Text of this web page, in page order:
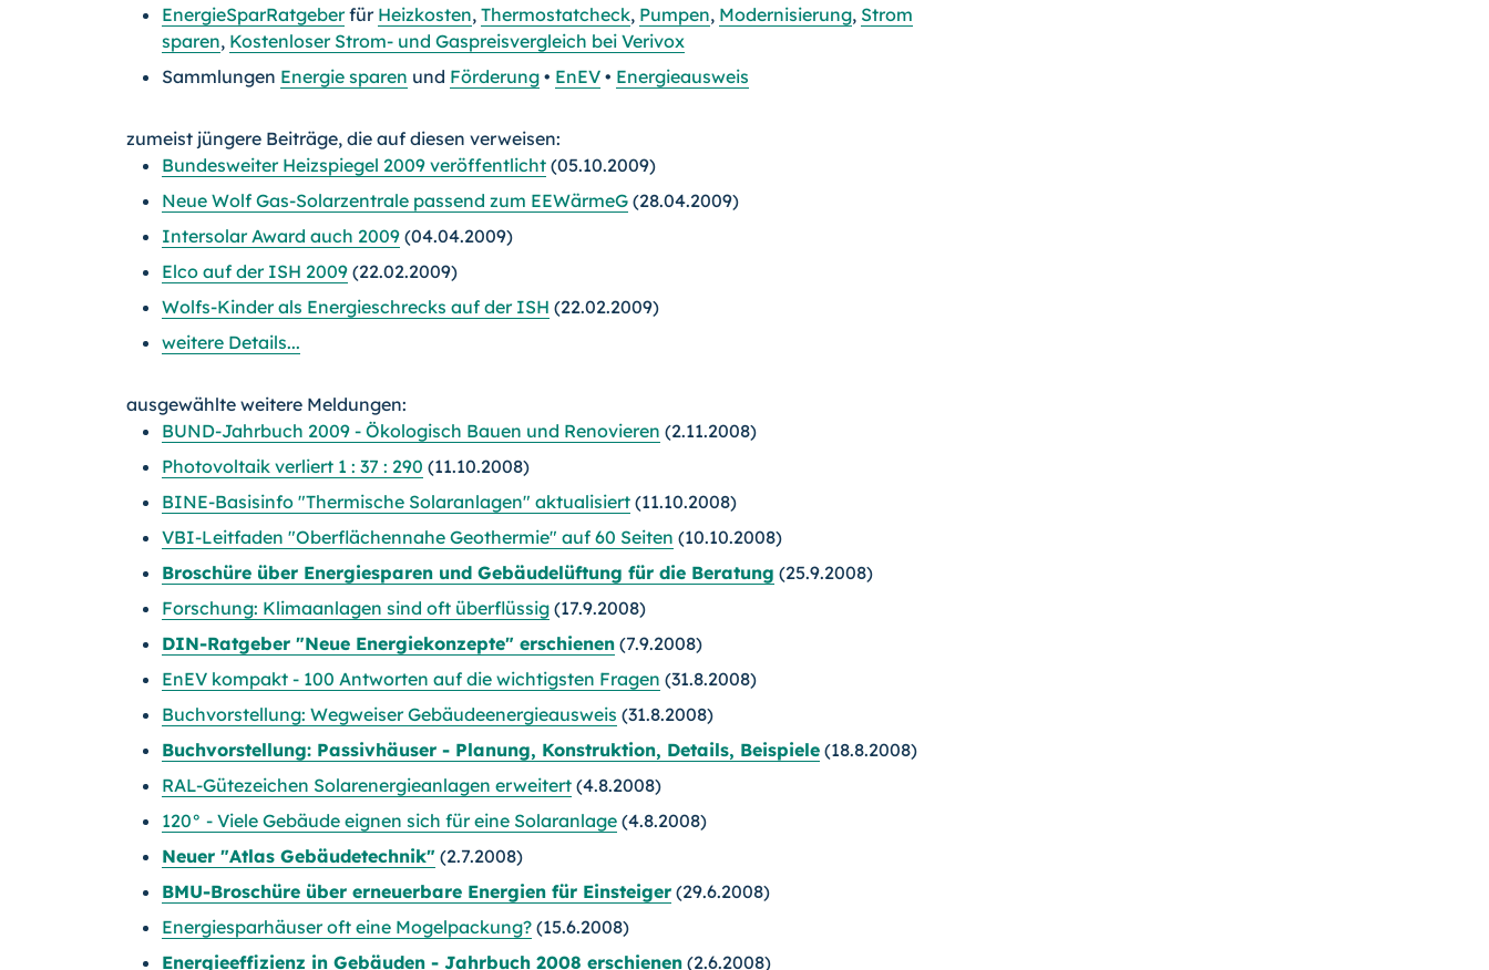
EnergieSparRatgeberfür Heizkosten, Thermostatcheck, Pumpen, Modernisierung, Strom
sparen, Kostenloser Strom- und Gaspreisvergleich bei Verivox
Sammlungen Energie sparen und Förderung • EnEV • Energieausweis
zumeist jüngere Beiträge, die auf diesen verweisen:
Bundesweiter Heizspiegel 2009 veröffentlicht (05.10.2009)
Neue Wolf Gas-Solarzentrale passend zum EEWärmeG (28.04.2009)
Intersolar Award auch 2009 (04.04.2009)
Elco auf der ISH 2009 (22.02.2009)
Wolfs-Kinder als Energieschrecks auf der ISH (22.02.2009)
weitere Details...
ausgewählte weitere Meldungen:
BUND-Jahrbuch 2009 - Ökologisch Bauen und Renovieren (2.11.2008)
Photovoltaik verliert 1 : 37 : 290 (11.10.2008)
BINE-Basisinfo "Thermische Solaranlagen" aktualisiert (11.10.2008)
VBI-Leitfaden "Oberflächennahe Geothermie" auf 60 Seiten (10.10.2008)
Broschüre über Energiesparen und Gebäudelüftung für die Beratung (25.9.2008)
Forschung: Klimaanlagen sind oft überflüssig (17.9.2008)
DIN-Ratgeber "Neue Energiekonzepte" erschienen (7.9.2008)
EnEV kompakt - 100 Antworten auf die wichtigsten Fragen (31.8.2008)
Buchvorstellung: Wegweiser Gebäudeenergieausweis (31.8.2008)
Buchvorstellung: Passivhäuser - Planung, Konstruktion, Details, Beispiele (18.8.2008)
RAL-Gütezeichen Solarenergieanlagen erweitert (4.8.2008)
120° - Viele Gebäude eignen sich für eine Solaranlage (4.8.2008)
Neuer "Atlas Gebäudetechnik" (2.7.2008)
BMU-Broschüre über erneuerbare Energien für Einsteiger (29.6.2008)
Energiesparhäuser oft eine Mogelpackung? (15.6.2008)
Energieeffizienz in Gebäuden - Jahrbuch 2008 erschienen (2.6.2008)